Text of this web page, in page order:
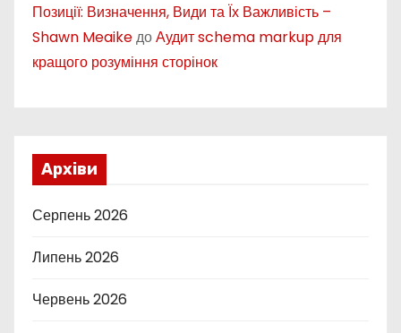
Позиції: Визначення, Види та Їх Важливість –
Shawn MeaikeдоАудит schema markup для
кращого розуміння сторінок
Архіви
Серпень 2026
Липень 2026
Червень 2026